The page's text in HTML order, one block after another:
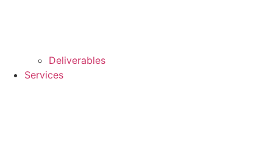
Deliverables
Services